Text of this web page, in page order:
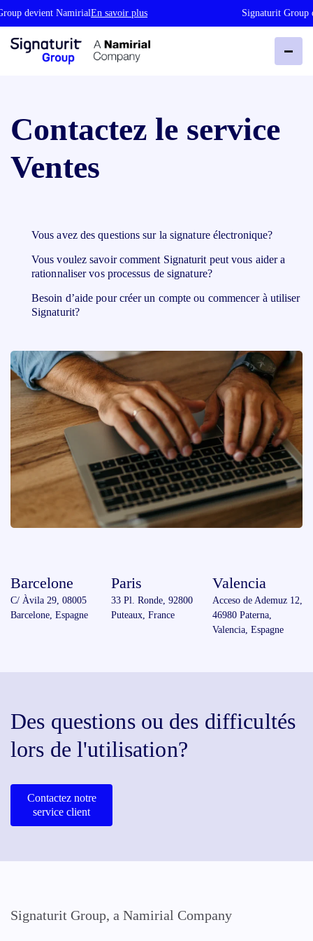
devient NamirialEn savoir plus Signaturit Group
Contactez le service
Ventes
Vous avez des questions sur la signature électronique?
Vous voulez savoir comment Signaturit peut vous aider a
rationnaliser vos processus de signature?
Besoin d’aide pour créer un compte ou commencer à utiliser
Signaturit?
Barcelone
C/ Àvila 29, 08005
Barcelone, Espagne
Paris
33 Pl. Ronde, 92800
Puteaux, France
Valencia
Acceso de Ademuz 12,
46980 Paterna,
Valencia, Espagne
Des questions ou des difficultés
lors de l'utilisation?
Contactez notre
service client
Signaturit Group, a Namirial Company